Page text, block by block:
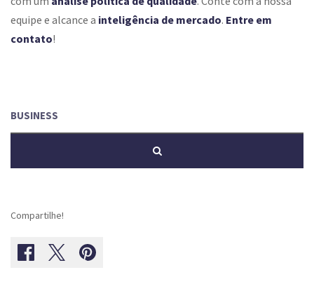
equipe e alcance a inteligência de mercado. Entre em
contato!
Compartilhe!